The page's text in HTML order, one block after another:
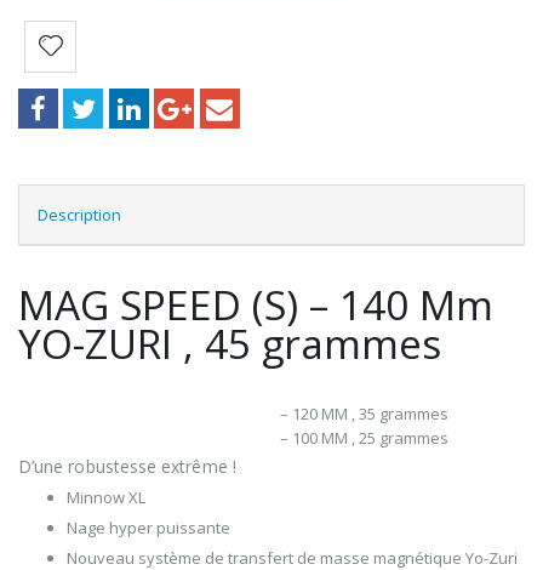
Description
MAG SPEED (S) – 140 Mm
YO-ZURI , 45 grammes
– 120 MM , 35 grammes
– 100 MM , 25 grammes
D’une robustesse extrême !
Minnow XL
Nage hyper puissante
Nouveau système de transfert de masse magnétique Yo-Zuri